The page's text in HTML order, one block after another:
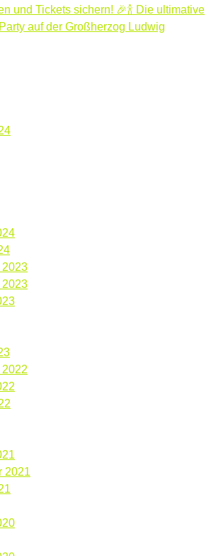
und Tickets sichern! 🎉🍾 Die ultimative
auf der Großherzog Ludwig
2023
2023
2022
2021